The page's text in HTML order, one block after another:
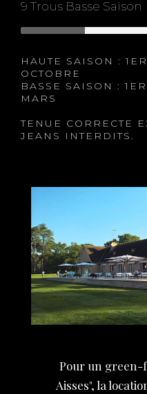
9 Trous Basse Saison
HAUTE SAISON :
OCTOBRE
BASSE SAISON :
MARS
TENUE CORRECTE
JEANS INTERDITS.
Pour un green-
Aisses", la